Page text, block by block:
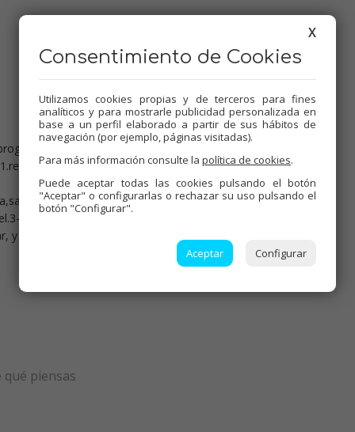
y reserva para q se enfríe.
y levadura 1min. vel.3-1/2.
1/2.
y horno precalentado a 180º unos 25 o 30 minutos.
qué piensas
X
Consentimiento de Cookies
Utilizamos cookies propias y de terceros para fines
analíticos y para mostrarle publicidad personalizada en
base a un perfil elaborado a partir de sus hábitos de
navegación (por ejemplo, páginas visitadas).
Para más información consulte la política de cookies.
Puede aceptar todas las cookies pulsando el botón
"Aceptar" o configurarlas o rechazar su uso pulsando el
botón "Configurar".
Aceptar Configurar